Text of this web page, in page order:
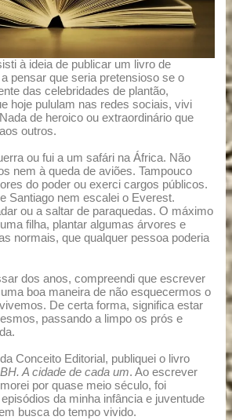
à ideia de publicar um livro de
pensar que seria pretensioso se o
das celebridades de plantão,
hoje pululam nas redes sociais, vivi
de heroico ou extraordinário que
outros.
ou fui a um safári na África. Não
nem à queda de aviões. Tampouco
do poder ou exerci cargos públicos.
Santiago nem escalei o Everest.
ou a saltar de paraquedas. O máximo
filha, plantar algumas árvores e
normais, que qualquer pessoa poderia
dos anos, compreendi que escrever
boa maneira de não esquecermos o
De certa forma, significa estar
passando a limpo os prós e
Conceito Editorial, publiquei o livro
BH. A cidade de cada um. Ao escrever
por quase meio século, foi
da minha infância e juventude
busca do tempo vivido.